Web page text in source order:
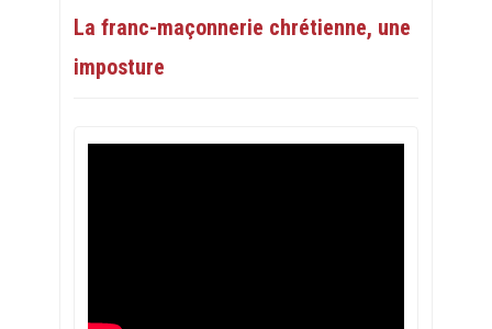
La franc-maçonnerie chrétienne, une
imposture